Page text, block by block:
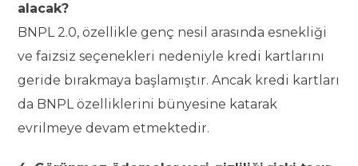
alacak?
BNPL 2.0, özellikle genç nesil arasında esnekliği
ve faizsiz seçenekleri nedeniyle kredi kartlarını
geride bırakmaya başlamıştır. Ancak kredi kartları
da BNPL özelliklerini bünyesine katarak
evrilmeye devam etmektedir.